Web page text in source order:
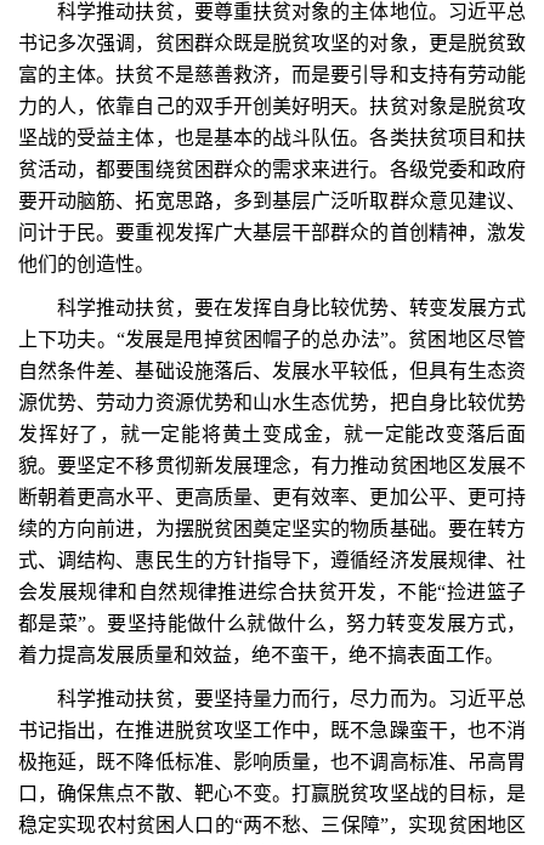
科学推动扶贫，要尊重扶贫对象的主体地位。习近平总
书记多次强调，贫困群众既是脱贫攻坚的对象，更是脱贫致
富的主体。扶贫不是慈善救济，而是要引导和支持有劳动能
力的人，依靠自己的双手开创美好明天。扶贫对象是脱贫攻
坚战的受益主体，也是基本的战斗队伍。各类扶贫项目和扶
贫活动，都要围绕贫困群众的需求来进行。各级党委和政府
要开动脑筋、拓宽思路，多到基层广泛听取群众意见建议、
问计于民。要重视发挥广大基层干部群众的首创精神，激发
他们的创造性。
科学推动扶贫，要在发挥自身比较优势、转变发展方式
上下功夫。“发展是甩掉贫困帽子的总办法”。贫困地区尽管
自然条件差、基础设施落后、发展水平较低，但具有生态资
源优势、劳动力资源优势和山水生态优势，把自身比较优势
发挥好了，就一定能将黄土变成金，就一定能改变落后面
貌。要坚定不移贯彻新发展理念，有力推动贫困地区发展不
断朝着更高水平、更高质量、更有效率、更加公平、更可持
续的方向前进，为摆脱贫困奠定坚实的物质基础。要在转方
式、调结构、惠民生的方针指导下，遵循经济发展规律、社
会发展规律和自然规律推进综合扶贫开发，不能“捡进篮子
都是菜”。要坚持能做什么就做什么，努力转变发展方式，
着力提高发展质量和效益，绝不蛮干，绝不搞表面工作。
科学推动扶贫，要坚持量力而行，尽力而为。习近平总
书记指出，在推进脱贫攻坚工作中，既不急躁蛮干，也不消
极拖延，既不降低标准、影响质量，也不调高标准、吊高胃
口，确保焦点不散、靶心不变。打赢脱贫攻坚战的目标，是
稳定实现农村贫困人口的“两不愁、三保障”，实现贫困地区